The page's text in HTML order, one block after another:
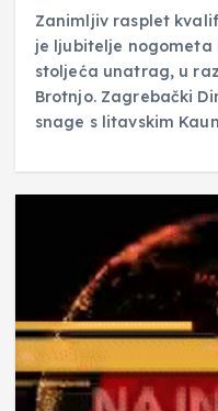
Zanimljiv rasplet
je ljubitelje nogometa
stoljeća unatrag, u
Brotnjo. Zagrebački
snage s litavskim